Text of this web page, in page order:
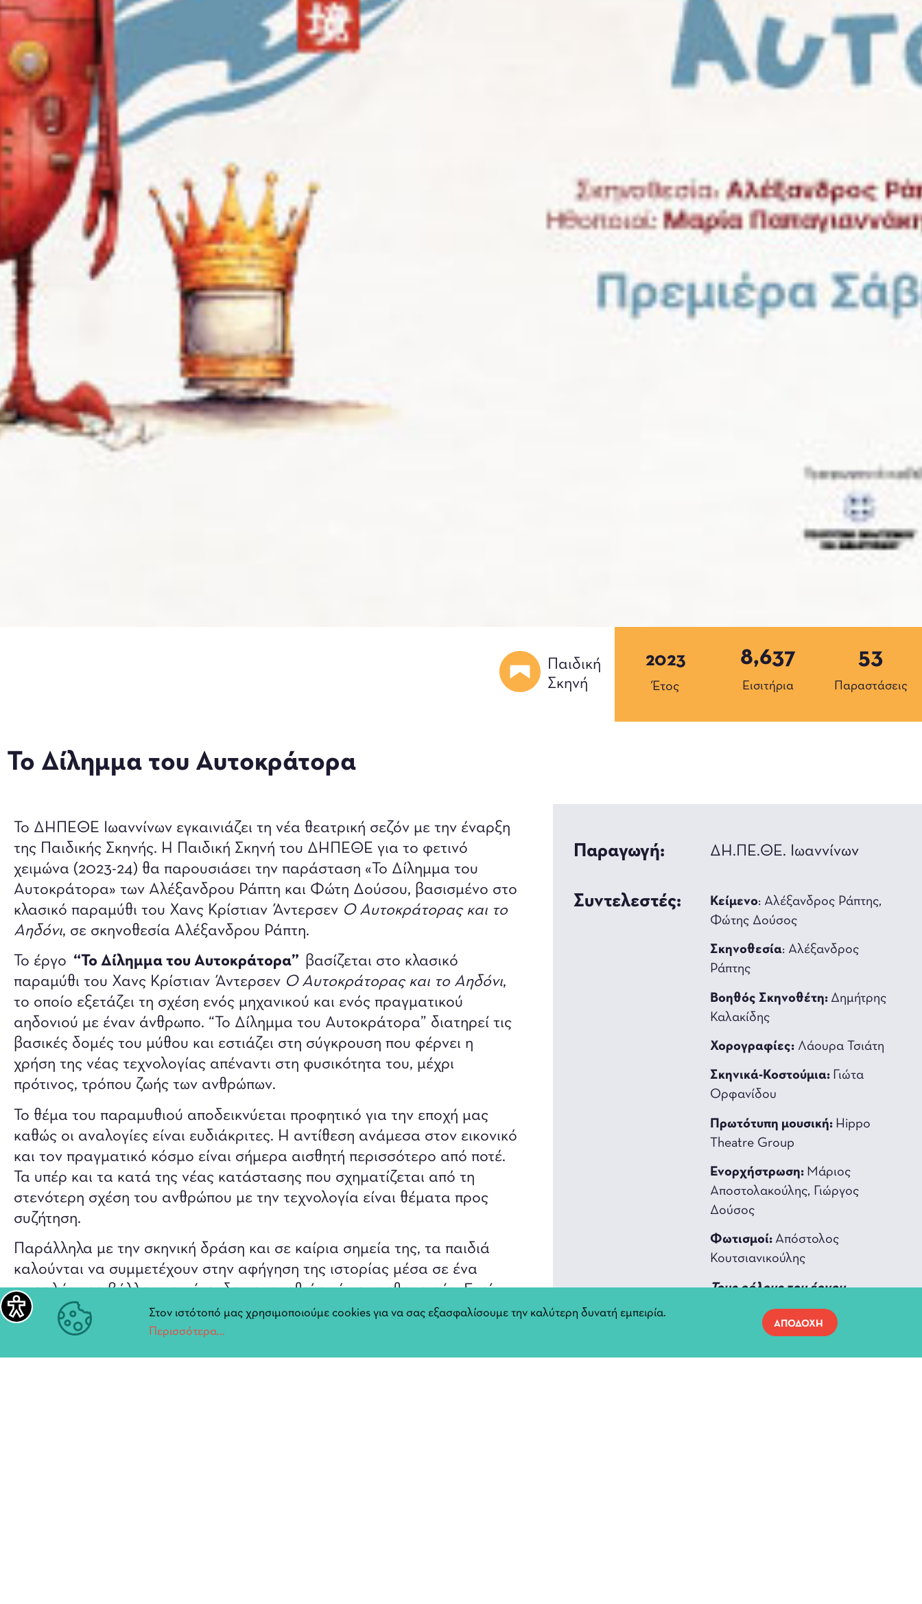
Παιδική
Σκηνή
2023
Έτος Εισιτήρια
8,637
Παραστάσεις
53
Το Δίλημμα του Αυτοκράτορα
Το ΔΗΠΕΘΕ Ιωαννίνων εγκαινιάζει τη νέα θεατρική σεζόν με την έναρξη
της Παιδικής Σκηνής. Η Παιδική Σκηνή του ΔΗΠΕΘΕ για το φετινό
χειμώνα (2023-24) θα παρουσιάσει την παράσταση «To Δίλημμα του
Αυτοκράτορα» των Αλέξανδρου Ράπτη και Φώτη Δούσου, βασισμένο στο
κλασικό παραμύθι του Χανς Κρίστιαν Άντερσεν Ο Αυτοκράτορας και το
Αηδόνι, σε σκηνοθεσία Αλέξανδρου Ράπτη.
Το έργο “Το Δίλημμα του Αυτοκράτορα” βασίζεται στο κλασικό
παραμύθι του Χανς Κρίστιαν Άντερσεν Ο Αυτοκράτορας και το Αηδόνι,
το οποίο εξετάζει τη σχέση ενός μηχανικού και ενός πραγματικού
αηδονιού με έναν άνθρωπο. “Το Δίλημμα του Αυτοκράτορα” διατηρεί τις
βασικές δομές του μύθου και εστιάζει στη σύγκρουση που φέρνει η
χρήση της νέας τεχνολογίας απέναντι στη φυσικότητα του, μέχρι
πρότινος, τρόπου ζωής των ανθρώπων.
Το θέμα του παραμυθιού αποδεικνύεται προφητικό για την εποχή μας
καθώς οι αναλογίες είναι ευδιάκριτες. Η αντίθεση ανάμεσα στον εικονικό
και τον πραγματικό κόσμο είναι σήμερα αισθητή περισσότερο από ποτέ.
Τα υπέρ και τα κατά της νέας κατάστασης που σχηματίζεται από τη
στενότερη σχέση του ανθρώπου με την τεχνολογία είναι θέματα προς
συζήτηση.
Παράλληλα με την σκηνική δράση και σε καίρια σημεία της, τα παιδιά
καλούνται να συμμετέχουν στην αφήγηση της ιστορίας μέσα σε ένα
ασφαλές περιβάλλον που έχει δημιουργηθεί από τους ηθοποιούς. Εκεί
ενθαρρύνεται η συναισθηματική εμπλοκή των συμμετεχόντων, καθώς και
η νοητική επεξεργασία των τεκταινομένων. Έτσι η παράσταση γίνεται η
Παραγωγή: ΔΗ.ΠΕ.ΘΕ. Ιωαννίνων
Συντελεστές: Κείμενο: Αλέξανδρος Ράπτης,
Φώτης Δούσος
Σκηνοθεσία: Αλέξανδρος
Ράπτης
Βοηθός Σκηνοθέτη: Δημήτρης
Καλακίδης
Χορογραφίες: Λάουρα Τσιάτη
Σκηνικά-Κοστούμια: Γιώτα
Ορφανίδου
Πρωτότυπη μουσική: Hippo
Theatre Group
Ενορχήστρωση: Μάριος
Αποστολακούλης, Γιώργος
Δούσος
Φωτισμοί: Απόστολος
Κουτσιανικούλης
Τους ρόλους του έργου
ερμηνεύουν οι ηθοποιοί:
Τριανταφυλλιά Πάντου, Μαρία
Στον ιστότοπό μας χρησιμοποιούμε cookies για να σας εξασφαλίσουμε την καλύτερη δυνατή εμπειρία.
Περισσότερα...
ΑΠΟΔΟΧΗ